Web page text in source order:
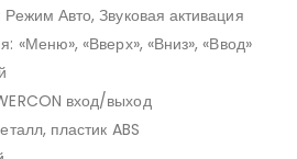
Авто, Звуковая активация
«Меню», «Вверх», «Вниз», «Ввод»
вход/выход
пластик ABS